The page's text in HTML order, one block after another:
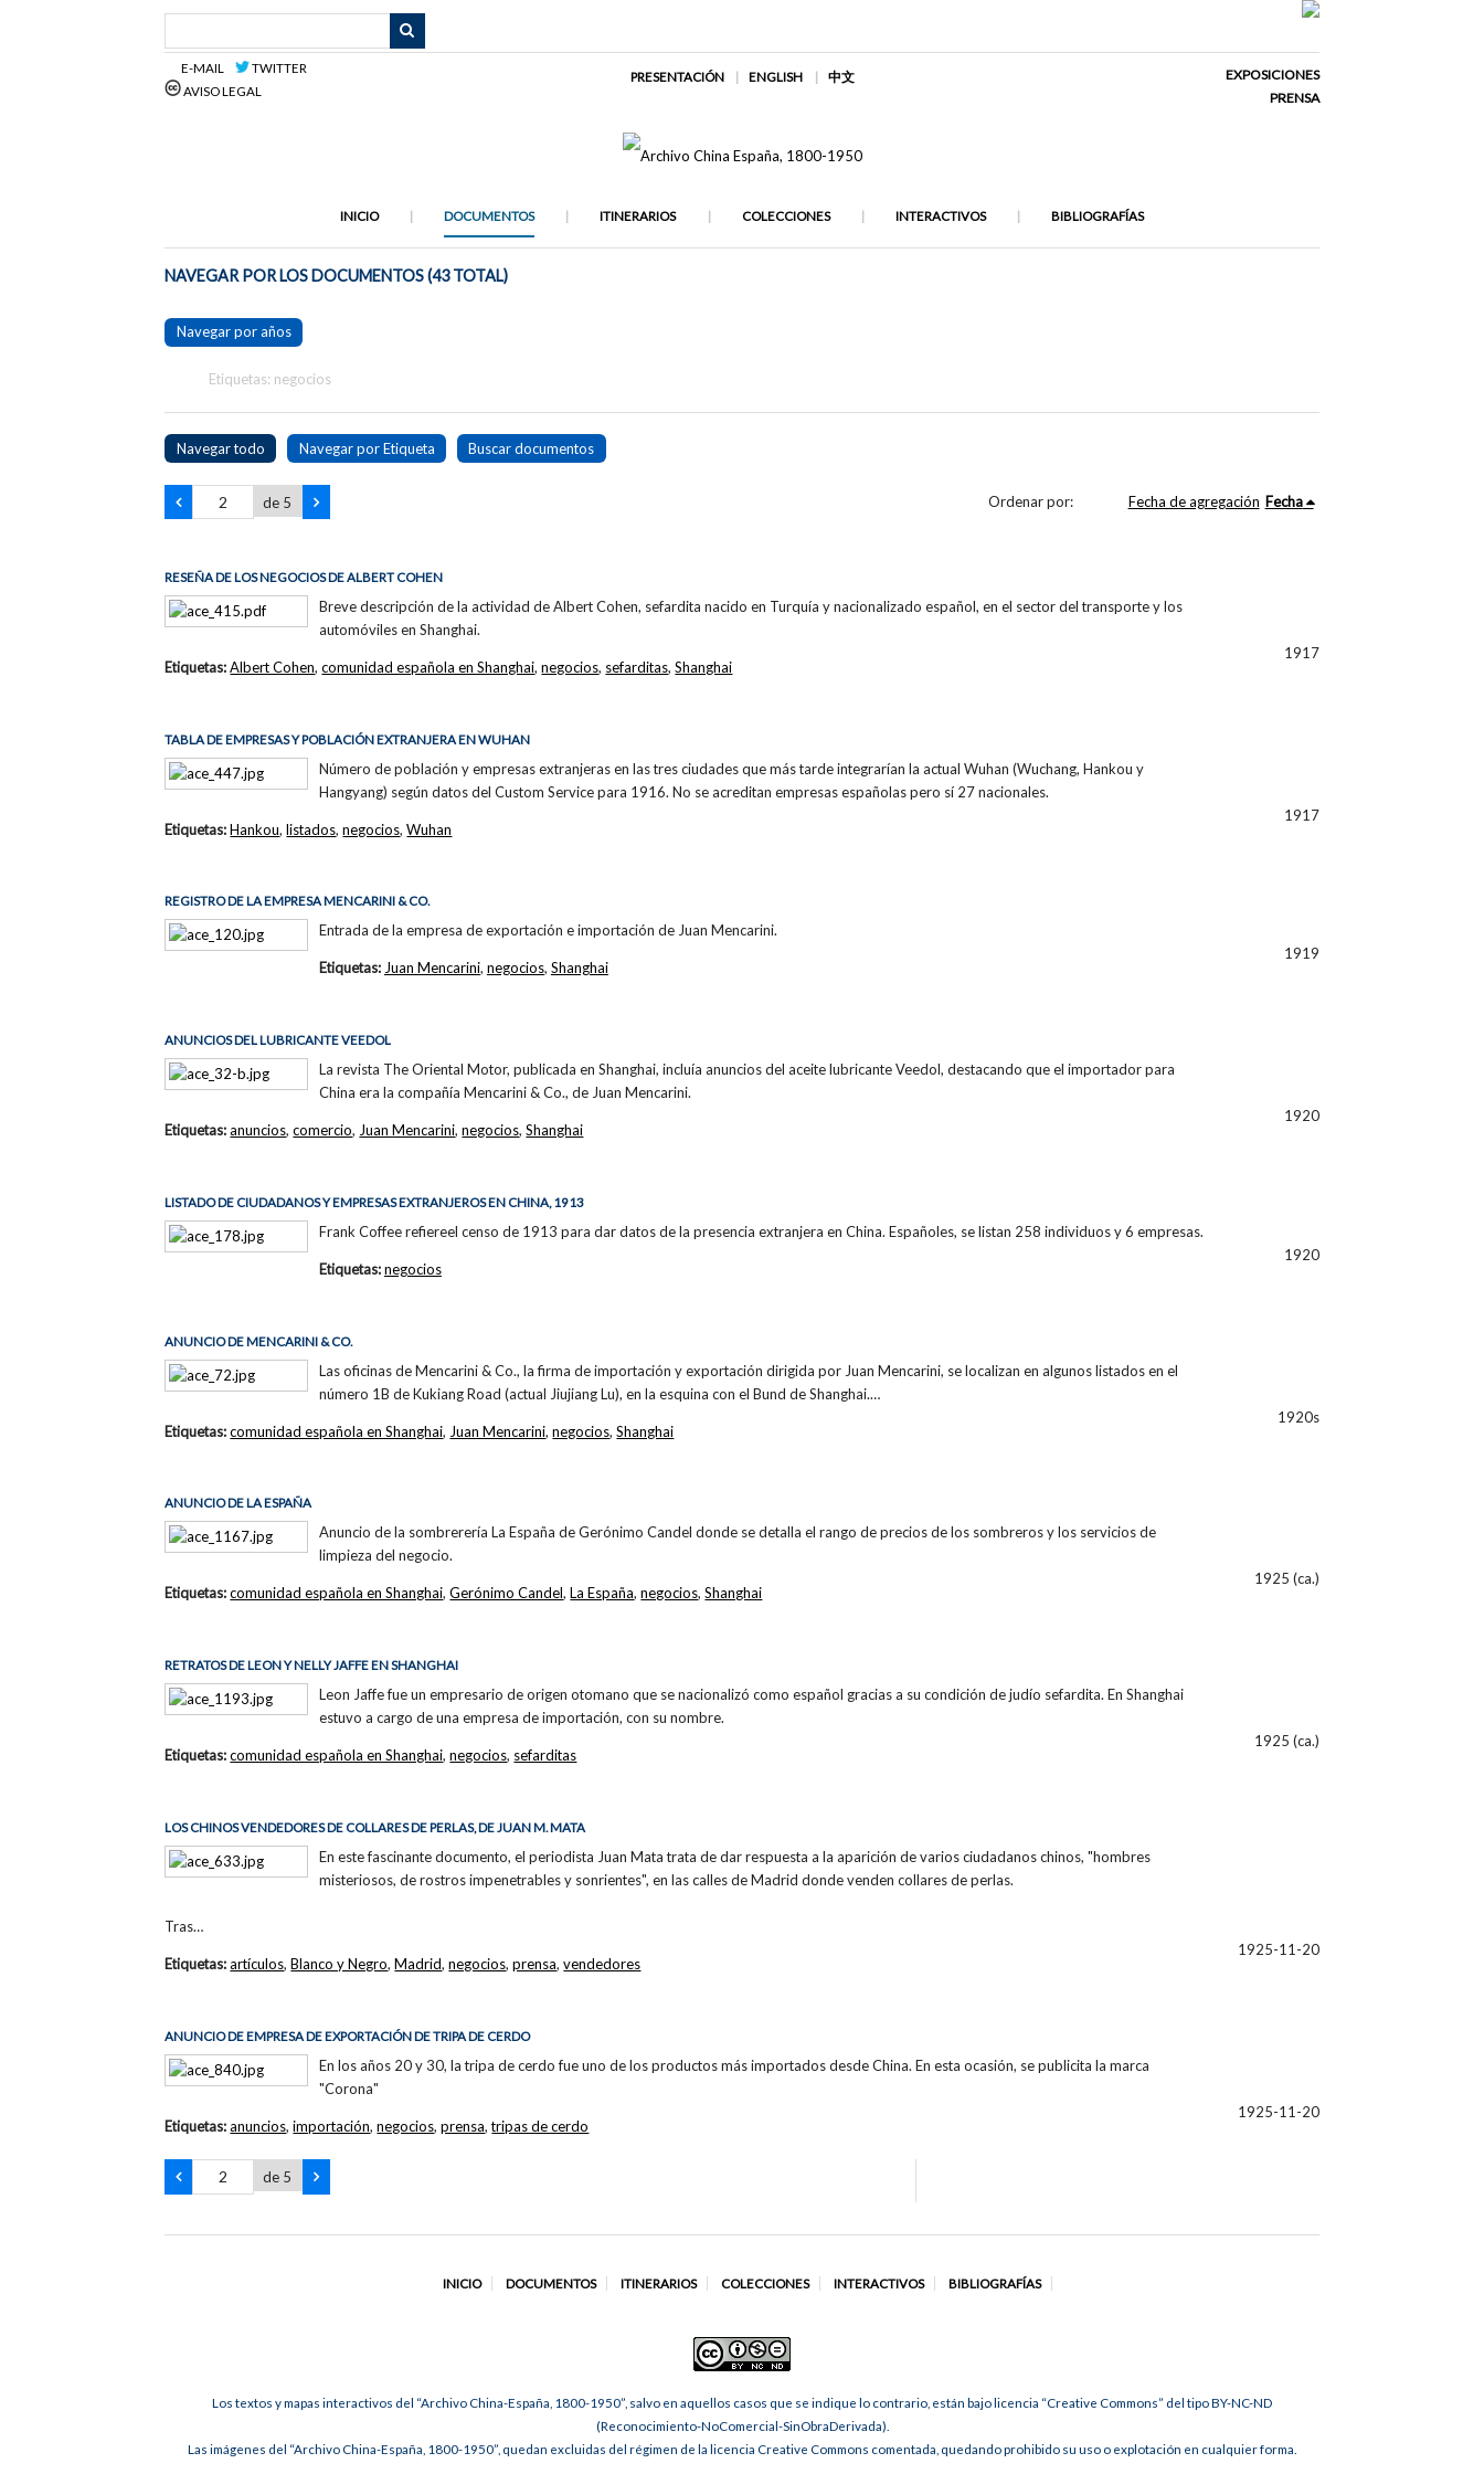
E-MAIL
TWITTER
AVISO LEGAL
PRESENTACIÓN ENGLISH 中文
EXPOSICIONES
PRENSA
INICIO DOCUMENTOS ITINERARIOS COLECCIONES INTERACTIVOS BIBLIOGRAFÍAS
NAVEGAR POR LOS DOCUMENTOS (43 TOTAL)
Navegar por años
Etiquetas: negocios
Navegar todo Navegar por Etiqueta Buscar documentos
de 5 Ordenar por: Fecha de agregación Fecha
RESEÑA DE LOS NEGOCIOS DE ALBERT COHEN
Breve descripción de la actividad de Albert Cohen, sefardita nacido en Turquía y nacionalizado español, en el sector del transporte y los
automóviles en Shanghai.
1917
Etiquetas:Albert Cohen,comunidad española en Shanghai,negocios, sefarditas,Shanghai
TABLA DE EMPRESAS Y POBLACIÓN EXTRANJERA EN WUHAN
Número de población y empresas extranjeras en las tres ciudades que más tarde integrarían la actual Wuhan (Wuchang, Hankou y
Hangyang) según datos del Custom Service para 1916. No se acreditan empresas españolas pero sí 27 nacionales.
1917
Etiquetas:Hankou,listados,negocios,Wuhan
REGISTRO DE LA EMPRESA MENCARINI & CO.
Entrada de la empresa de exportación e importación de Juan Mencarini.
1919
Etiquetas: Juan Mencarini, negocios, Shanghai
ANUNCIOS DEL LUBRICANTE VEEDOL
La revista The Oriental Motor, publicada en Shanghai, incluía anuncios del aceite lubricante Veedol, destacando que el importador para
China era la compañía Mencarini & Co., de Juan Mencarini.
1920
Etiquetas:anuncios,comercio, Juan Mencarini,negocios,Shanghai
LISTADO DE CIUDADANOS Y EMPRESAS EXTRANJEROS EN CHINA, 1913
Frank Coffee refiereel censo de 1913 para dar datos de la presencia extranjera en China. Españoles, se listan 258 individuos y 6 empresas.
1920
Etiquetas:negocios
ANUNCIO DE MENCARINI & CO.
Las oficinas de Mencarini & Co., la firma de importación y exportación dirigida por Juan Mencarini, se localizan en algunos listados en el
número 1B de Kukiang Road (actual Jiujiang Lu), en la esquina con el Bund de Shanghai.…
1920s
Etiquetas:comunidad española en Shanghai, Juan Mencarini,negocios,Shanghai
ANUNCIO DE LA ESPAÑA
Anuncio de la sombrerería La España de Gerónimo Candel donde se detalla el rango de precios de los sombreros y los servicios de
limpieza del negocio.
1925 (ca.)
Etiquetas:comunidad española en Shanghai,Gerónimo Candel,La España,negocios,Shanghai
RETRATOS DE LEON Y NELLY JAFFE EN SHANGHAI
Leon Jaffe fue un empresario de origen otomano que se nacionalizó como español gracias a su condición de judío sefardita. En Shanghai
estuvo a cargo de una empresa de importación, con su nombre.
1925 (ca.)
Etiquetas:comunidad española en Shanghai,negocios, sefarditas
LOS CHINOS VENDEDORES DE COLLARES DE PERLAS, DE JUAN M. MATA
En este fascinante documento, el periodista Juan Mata trata de dar respuesta a la aparición de varios ciudadanos chinos, "hombres
misteriosos, de rostros impenetrables y sonrientes", en las calles de Madrid donde venden collares de perlas.
Tras…
1925-11-20
Etiquetas:artículos,Blanco y Negro,Madrid,negocios,prensa,vendedores
ANUNCIO DE EMPRESA DE EXPORTACIÓN DE TRIPA DE CERDO
En los años 20 y 30, la tripa de cerdo fue uno de los productos más importados desde China. En esta ocasión, se publicita la marca
"Corona"
1925-11-20
Etiquetas:anuncios,importación,negocios,prensa,tripas de cerdo
de 5
INICIO DOCUMENTOS ITINERARIOS COLECCIONES INTERACTIVOS BIBLIOGRAFÍAS
Los textos y mapas interactivos del “Archivo China-España, 1800-1950”, salvo en aquellos casos que se indique lo contrario, están bajo licencia “Creative Commons” del tipo BY-NC-ND
(Reconocimiento-NoComercial-SinObraDerivada).
Las imágenes del “Archivo China-España, 1800-1950”, quedan excluidas del régimen de la licencia Creative Commons comentada, quedando prohibido su uso o explotación en cualquier forma.